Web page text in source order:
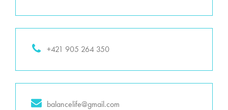
+421 905 264 350
balancelife@gmail.com